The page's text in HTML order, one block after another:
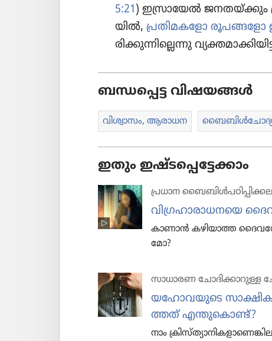
5:21) ഇസ്രാ​യേൽ ജ​ന​ത​യ്‌ക്കും
യിൽ, പ്രതി​മ​ക​ളോ രൂപങ്ങ​ളോ
രി​ക്കു​ന്നി​ല്ലെന്നു
ബന്ധപ്പെട്ട വിഷയങ്ങൾ
വിശ്വാ​സം, ആരാധന
ഇതും ഇഷ്ടപ്പെട്ടേക്കാം
പ്രധാന
വിഗ്ര​ഹാ​രാ​ധ​നയെ
കാണാൻ കഴിയാത്ത
മോ?
സാധാരണ ചോദിക്കാറുള്ള
യഹോ​വ​യു​ടെ
ത്തത്‌ എന്തു​കൊണ്ട്‌?
നാം